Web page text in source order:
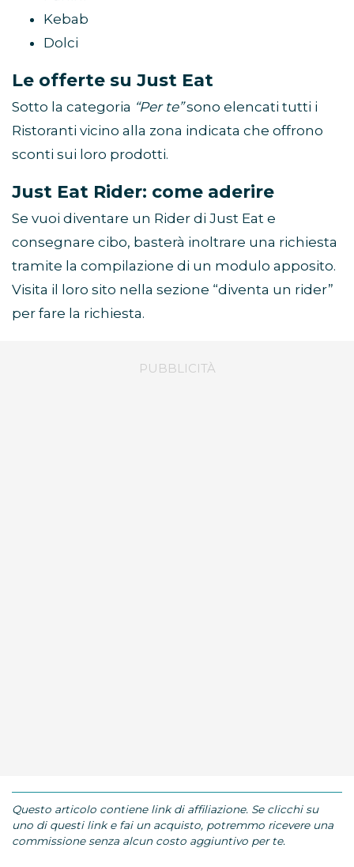
Kebab
Dolci
Le offerte su Just Eat
Sotto la categoria “Per te”sono elencati tutti i
Ristoranti vicino alla zona indicata che offrono
sconti sui loro prodotti.
Just Eat Rider: come aderire
Se vuoi diventare un Rider di Just Eat e
consegnare cibo, basterà inoltrare una richiesta
tramite la compilazione di un modulo apposito.
Visita il loro sito nella sezione “diventa un rider”
per fare la richiesta.
Questo articolo contiene link di affiliazione. Se clicchi su
uno di questi link e fai un acquisto, potremmo ricevere una
commissione senza alcun costo aggiuntivo per te.